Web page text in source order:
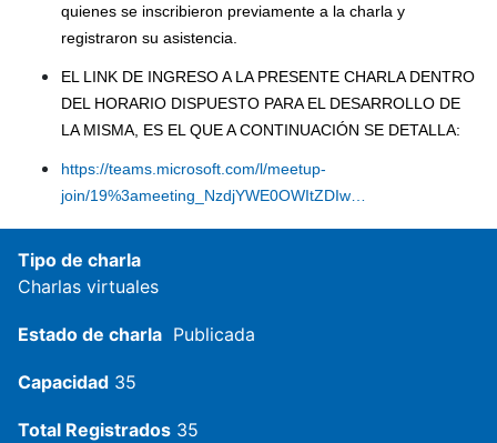
quienes se inscribieron previamente a la charla y
registraron su asistencia.
EL LINK DE INGRESO A LA PRESENTE CHARLA DENTRO
DEL HORARIO DISPUESTO PARA EL DESARROLLO DE
LA MISMA, ES EL QUE A CONTINUACIÓN SE DETALLA:
https://teams.microsoft.com/l/meetup-
join/19%3ameeting_NzdjYWE0OWItZDIw…
Tipo de charla
Charlas virtuales
Estado de charla Publicada
Capacidad 35
Total Registrados 35